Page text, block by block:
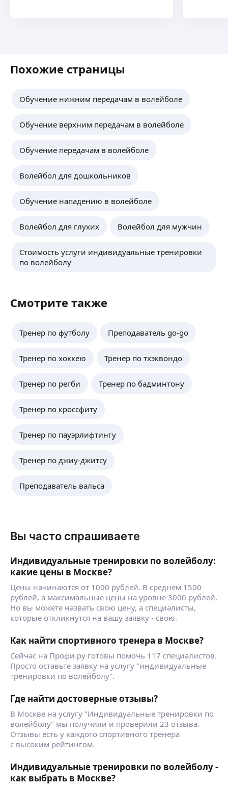
Похожие страницы
Обучение нижним передачам в волейболе
Обучение верхним передачам в волейболе
Обучение передачам в волейболе
Волейбол для дошкольников
Обучение нападению в волейболе
Волейбол для глухих Волейбол для мужчин
Стоимость услуги индивидуальные тренировки
по волейболу
Смотрите также
Тренер по футболу Преподаватель go-go
Тренер по хоккею Тренер по тхэквондо
Тренер по регби Тренер по бадминтону
Тренер по кроссфиту
Тренер по пауэрлифтингу
Тренер по джиу-джитсу
Преподаватель вальса
Вы часто спрашиваете
Индивидуальные тренировки по волейболу:
какие цены в Москве?
Цены начинаются от 1000 рублей. В среднем 1500
рублей, а максимальные цены на уровне 3000 рублей.
Но вы можете назвать свою цену, а специалисты,
которые откликнутся на вашу заявку - свою.
Как найти спортивного тренера в Москве?
Сейчас на Профи.ру готовы помочь 117 специалистов.
Просто оставьте заявку на услугу "индивидуальные
тренировки по волейболу".
Где найти достоверные отзывы?
В Москве на услугу "Индивидуальные тренировки по
волейболу" мы получили и проверили 23 отзыва.
Отзывы есть у каждого спортивного тренера
с высоким рейтингом.
Индивидуальные тренировки по волейболу -
как выбрать в Москве?